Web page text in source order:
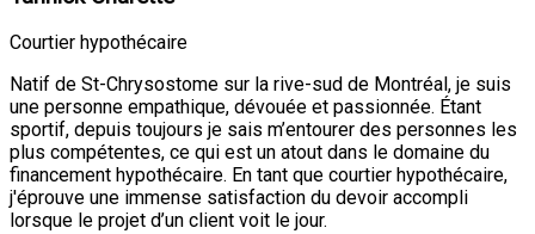
Courtier hypothécaire
Natif de St-Chrysostome sur la rive-sud de Montréal, je suis
une personne empathique, dévouée et passionnée. Étant
sportif, depuis toujours je sais m’entourer des personnes les
plus compétentes, ce qui est un atout dans le domaine du
financement hypothécaire. En tant que courtier hypothécaire,
j'éprouve une immense satisfaction du devoir accompli
lorsque le projet d’un client voit le jour.